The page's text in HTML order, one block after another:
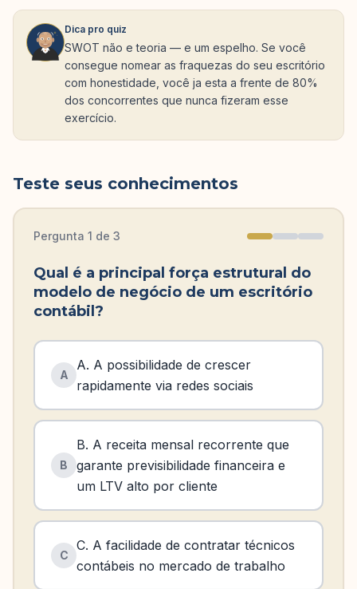
Dica pro quiz
SWOT não e teoria — e um espelho. Se você
consegue nomear as fraquezas do seu escritório
com honestidade, você ja esta a frente de 80%
dos concorrentes que nunca fizeram esse
exercício.
Teste seus conhecimentos
Pergunta 1 de 3
Qual é a principal força estrutural do
modelo de negócio de um escritório
contábil?
A
A. A possibilidade de crescer
rapidamente via redes sociais
B
B. A receita mensal recorrente que
garante previsibilidade financeira e
um LTV alto por cliente
C
C. A facilidade de contratar técnicos
contábeis no mercado de trabalho